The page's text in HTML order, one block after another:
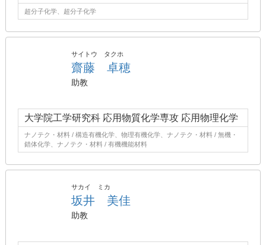
超分子化学、超分子化学
サイトウ タクホ
齋藤 卓穂
助教
大学院工学研究科 応用物質化学専攻 応用物理化学
ナノテク・材料 / 構造有機化学、物理有機化学、ナノテク・材料 / 無機・
錯体化学、ナノテク・材料 / 有機機能材料
サカイ ミカ
坂井 美佳
助教